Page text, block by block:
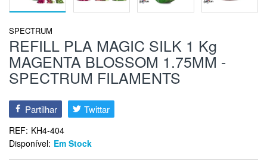
SPECTRUM
REFILL PLA MAGIC SILK 1 Kg
MAGENTA BLOSSOM 1.75MM -
SPECTRUM FILAMENTS
Partilhar Twittar
REF: KH4-404
Disponível: Em Stock